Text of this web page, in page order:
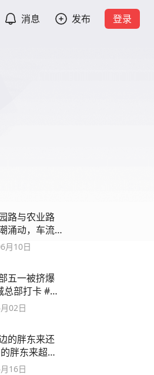
消息 发布 登录
路与农业路
涌动，车流
随拍
月10日
五一被挤爆
部打卡 #人
02日
的胖东来还
胖东来超市
16日